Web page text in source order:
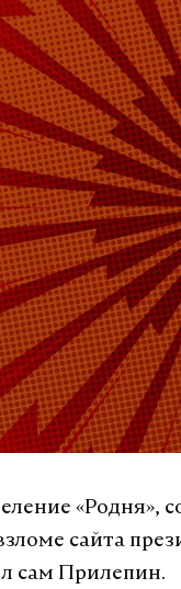
«Родня»,
сайта
сам Прилепин.